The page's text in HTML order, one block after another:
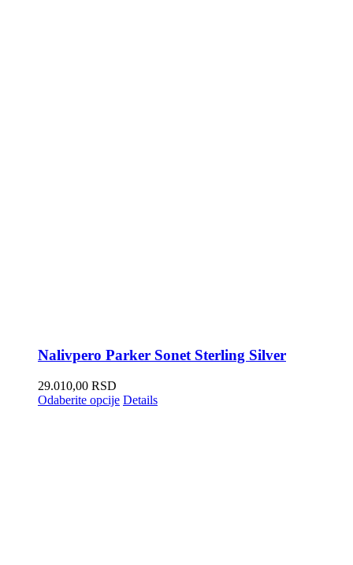
Nalivpero Parker Sonet Sterling Silver
29.010,00 RSD
Odaberite opcije Details